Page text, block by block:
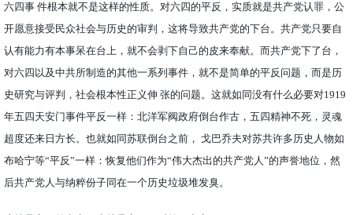
六四事 件根本就不是这样的性质。对六四的平反，实质就是共产党认罪，公
开愿意接受民众社会与历史的审判，这将导致共产党的下台。共产党只要自
认有能力有本事呆在台上，就不会剥下自己的皮来奉献。而共产党下了台，
对六四以及中共所制造的其他一系列事件，就不是简单的平反问题，而是历
史研究与评判，社会根本性正义伸 张的问题。这就如同没有什么必要对1919
年五四天安门事件平反一样：北洋军阀政府倒台作古，五四精神不死，灵魂
超度还来日方长。也就如同苏联倒台之前， 戈巴乔夫对苏共许多历史人物如
布哈宁等“平反”一样：恢复他们作为“伟大杰出的共产党人”的声誉地位，然
后共产党人与纳粹份子同在一个历史垃圾堆发臭。